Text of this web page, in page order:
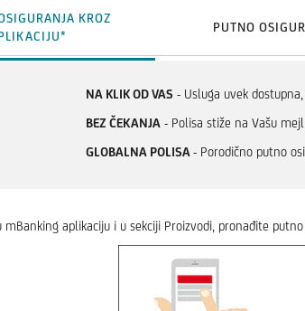
KROZ
PUTNO
NA KLIK OD VAS - Usluga uvek
BEZ ČEKANJA- Polisa stiže na Vašu
GLOBALNA POLISA- Porodično putno
mBanking aplikaciju i u sekciji Proizvodi, pronađite